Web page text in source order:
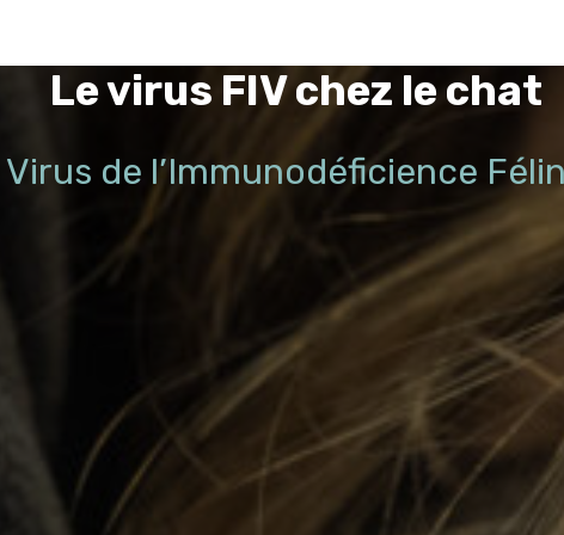
Le virus FIV chez le chat
Virus de l’Immunodéficience